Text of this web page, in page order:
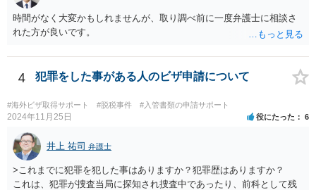
時間がなく大変かもしれませんが、取り調べ前に一度弁護士に相談さ
れた方が良いです。
4 犯罪をした事がある人のビザ申請について
#海外ビザ取得サポート #脱税事件 #入管書類の申請サポート
2024年11月25日 役にたった 6
井上 祐司 弁護士
>これまでに犯罪を犯した事はありますか？犯罪歴はありますか？
これは、犯罪が捜査当局に探知され捜査中であったり、前科として残